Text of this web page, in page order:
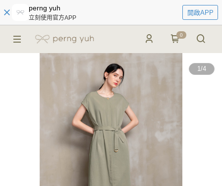
perng yuh
立刻使用官方APP
開啟APP
0
1/4